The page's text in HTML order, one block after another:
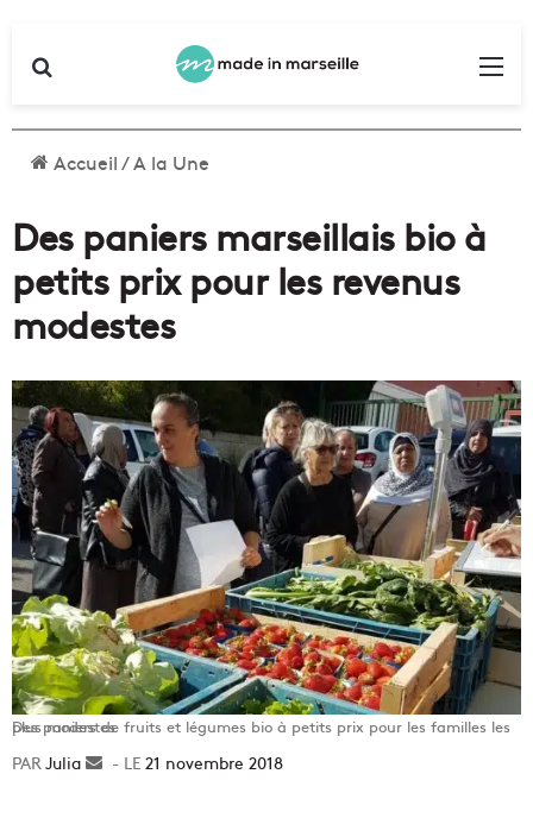
Accueil/A la Une
Des paniers marseillais bio à
petits prix pour les revenus
modestes
Des paniers de fruits et légumes bio à petits prix pour les familles les plus modestes
Julia
Envoyer21 novembre 2018